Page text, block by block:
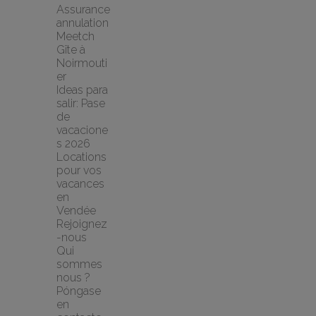
Assurance
annulation
Meetch
Gîte à
Noirmouti
er
Ideas para
salir: Pase
de
vacacione
s 2026
Locations
pour vos
vacances
en
Vendée
Rejoignez
-nous
Qui
sommes
nous ?
Póngase
en